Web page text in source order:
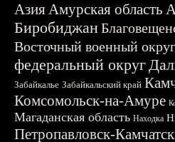
АзияАмурская область
Биробиджан
Восточный военный округ
федеральный округ
Забайкалье Забайкальский край
Комсомольск-на-Амуре
Магаданская область Находка
Петропавловск-